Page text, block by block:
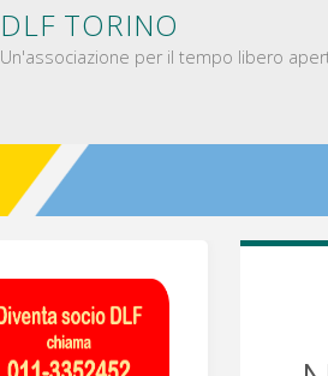
DLF TORINO
Un'associazione per il tempo libero